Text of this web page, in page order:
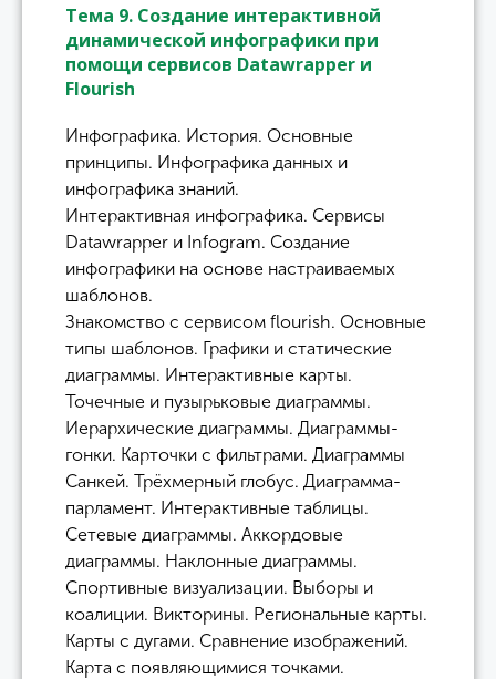
Тема 9. Создание интерактивной
динамической инфографики при
помощи сервисов Datawrapper и
Flourish
Инфографика. История. Основные
принципы. Инфографика данных и
инфографика знаний.
Интерактивная инфографика. Сервисы
Datawrapper и Infogram. Создание
инфографики на основе настраиваемых
шаблонов.
Знакомство с сервисом flourish. Основные
типы шаблонов. Графики и статические
диаграммы. Интерактивные карты.
Точечные и пузырьковые диаграммы.
Иерархические диаграммы. Диаграммы-
гонки. Карточки с фильтрами. Диаграммы
Санкей. Трёхмерный глобус. Диаграмма-
парламент. Интерактивные таблицы.
Сетевые диаграммы. Аккордовые
диаграммы. Наклонные диаграммы.
Спортивные визуализации. Выборы и
коалиции. Викторины. Региональные карты.
Карты с дугами. Сравнение изображений.
Карта с появляющимися точками.